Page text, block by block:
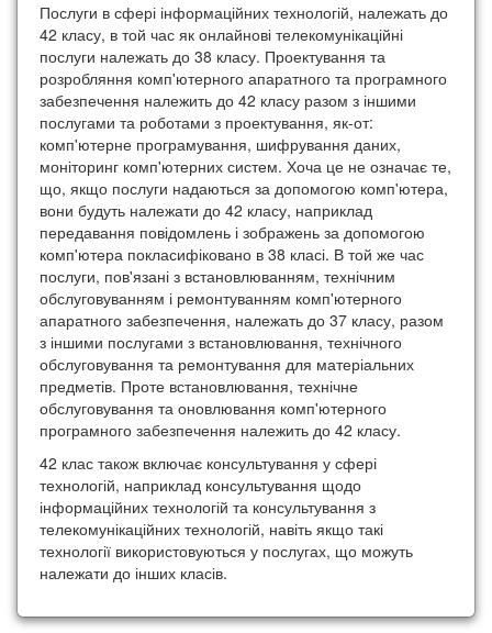
Послуги в сфері інформаційних технологій, належать до
42 класу, в той час як онлайнові телекомунікаційні
послуги належать до 38 класу. Проектування та
розробляння комп'ютерного апаратного та програмного
забезпечення належить до 42 класу разом з іншими
послугами та роботами з проектування, як-от:
комп'ютерне програмування, шифрування даних,
моніторинг комп'ютерних систем. Хоча це не означає те,
що, якщо послуги надаються за допомогою комп'ютера,
вони будуть належати до 42 класу, наприклад
передавання повідомлень і зображень за допомогою
комп'ютера покласифіковано в 38 класі. В той же час
послуги, пов'язані з встановлюванням, технічним
обслуговуванням і ремонтуванням комп'ютерного
апаратного забезпечення, належать до 37 класу, разом
з іншими послугами з встановлювання, технічного
обслуговування та ремонтування для матеріальних
предметів. Проте встановлювання, технічне
обслуговування та оновлювання комп'ютерного
програмного забезпечення належить до 42 класу.
42 клас також включає консультування у сфері
технологій, наприклад консультування щодо
інформаційних технологій та консультування з
телекомунікаційних технологій, навіть якщо такі
технології використовуються у послугах, що можуть
належати до інших класів.